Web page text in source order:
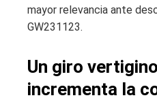
mayor relevancia ante
GW231123.
Un giro
incrementa la